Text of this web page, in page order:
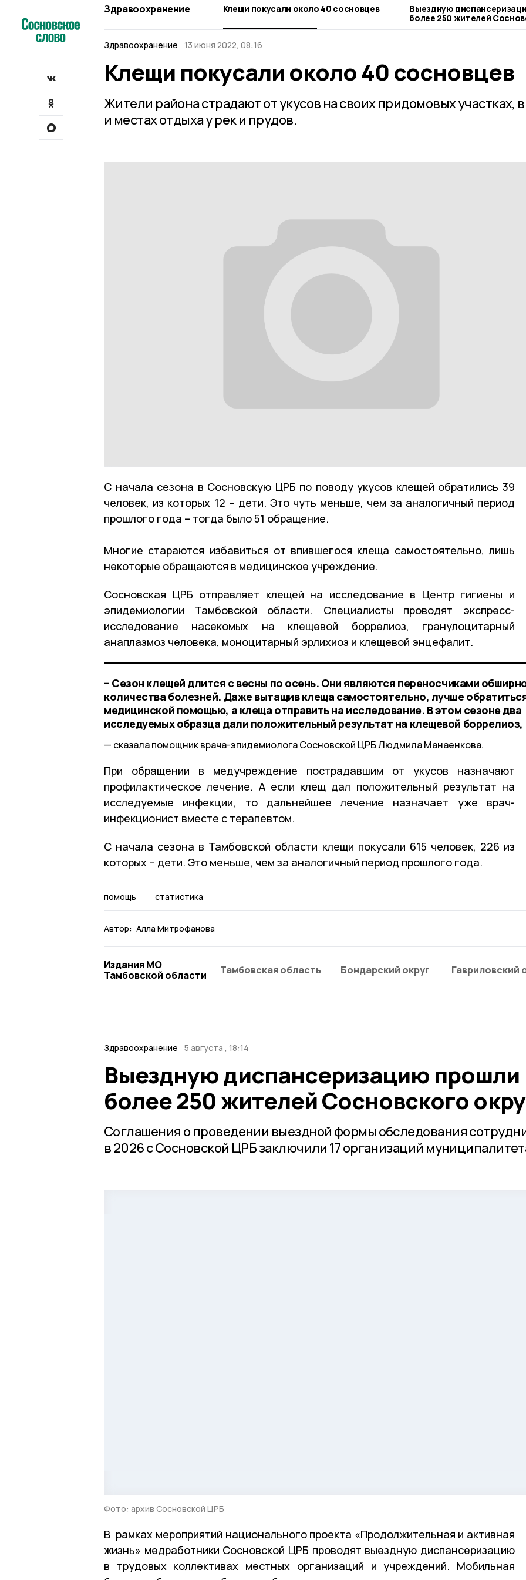
Здравоохранение Клещи покусали около 40 сосновцев
Выездную диспансеризацию прошли
более 250 жителей
Здравоохранение 13 июня 2022, 08:16
Клещи покусали около 40 сосновцев
Жители района страдают от укусов на своих придомовых участках,
и местах отдыха у рек и прудов.
С начала сезона в Сосновскую ЦРБ по поводу укусов клещей обратились 39
человек, из которых 12 – дети. Это чуть меньше, чем за аналогичный период
прошлого года – тогда было 51 обращение.
Многие стараются избавиться от впившегося клеща самостоятельно, лишь
некоторые обращаются в медицинское учреждение.
Сосновская ЦРБ отправляет клещей на исследование в Центр гигиены и
эпидемиологии Тамбовской области. Специалисты проводят экспресс-
исследование насекомых на клещевой боррелиоз, гранулоцитарный
анаплазмоз человека, моноцитарный эрлихиоз и клещевой энцефалит.
– Сезон клещей длится с весны по осень. Они являются переносчиками
количества болезней. Даже вытащив клеща самостоятельно, лучше
медицинской помощью, а клеща отправить на исследование. В этом сезоне два
исследуемых образца дали положительный результат на клещевой боррелиоз,
сказала помощник врача-эпидемиолога Сосновской ЦРБ Людмила Манаенкова.
При обращении в медучреждение пострадавшим от укусов назначают
профилактическое лечение. А если клещ дал положительный результат на
исследуемые инфекции, то дальнейшее лечение назначает уже врач-
инфекционист вместе с терапевтом.
С начала сезона в Тамбовской области клещи покусали 615 человек, 226 из
которых – дети. Это меньше, чем за аналогичный период прошлого года.
помощь статистика
Автор: Алла Митрофанова
Издания МО
Тамбовской области
Тамбовская область Бондарский округ Гавриловский
Здравоохранение 5 августа , 18:14
Выездную диспансеризацию прошли
более 250 жителей Сосновского
Соглашения о проведении выездной формы обследования
в 2026 с Сосновской ЦРБ заключили 17 организаций
Фото: архив Сосновской ЦРБ
В рамках мероприятий национального проекта «Продолжительная и активная
жизнь» медработники Сосновской ЦРБ проводят выездную диспансеризацию
в трудовых коллективах местных организаций и учреждений. Мобильная